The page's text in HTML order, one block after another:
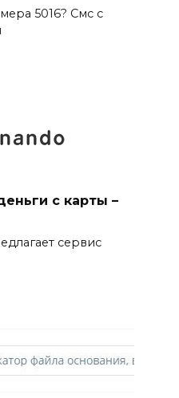
5016? Смс с
с карты –
сервис